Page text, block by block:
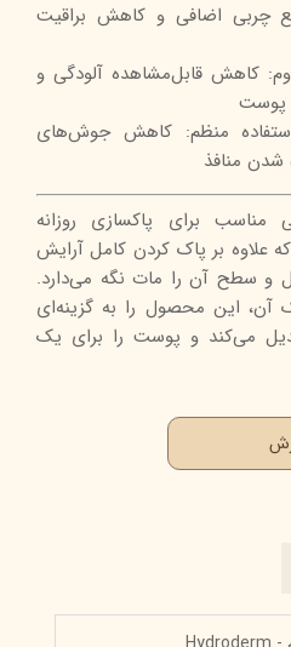
چربی اضافی و کاهش براقیت
مداوم: کاهش قابل‌مشاهده آلودگی و
پوست
۳ هفته استفاده منظم: کاهش جوش‌های
منافذ
مناسب برای پاکسازی روزانه
بر پاک کردن کامل آرایش
و سطح آن را مات نگه می‌دارد.
آن، این محصول را به گزینه‌ای
می‌کند و پوست را برای یک